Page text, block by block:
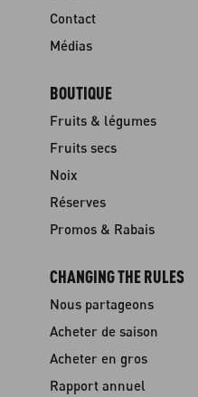
Contact
Médias
BOUTIQUE
Fruits & légumes
Fruits secs
Noix
Réserves
Promos & Rabais
CHANGING THE RULES
Nous partageons
Acheter de saison
Acheter en gros
Rapport annuel